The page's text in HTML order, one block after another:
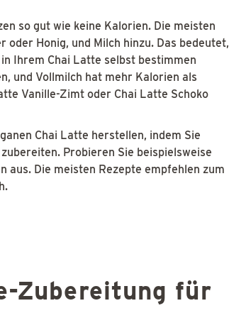
so gut wie keine Kalorien. Die meisten
Honig, und Milch hinzu. Das bedeutet,
Ihrem Chai Latte selbst bestimmen
und Vollmilch hat mehr Kalorien als
Vanille-Zimt oder Chai Latte Schoko
Chai Latte herstellen, indem Sie
Probieren Sie beispielsweise
aus. Die meisten Rezepte empfehlen zum
Zubereitung für